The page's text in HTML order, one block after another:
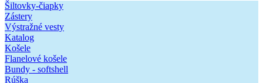
Šiltovky-čiapky
Zástery
Výstražné vesty
Katalog
Košele
Flanelové košele
Bundy - softshell
Rúška